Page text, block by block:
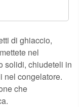
di ghiaccio,
nel
solidi, chiudeteli in
nel congelatore.
che